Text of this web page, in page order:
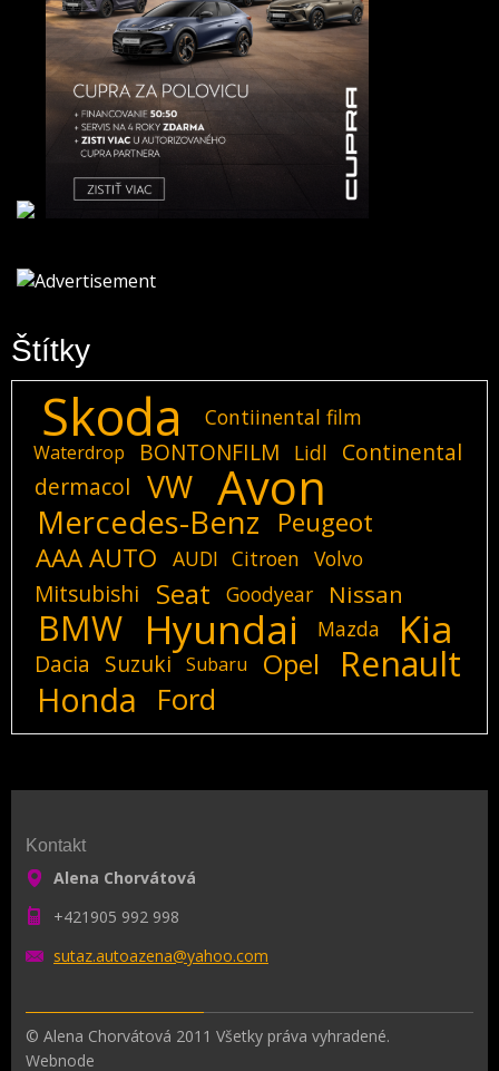
Štítky
Skoda Contiinental film
Waterdrop BONTONFILM Lidl
Continental
dermacol
VW Avon
Mercedes-Benz
Peugeot
AAA AUTO
AUDI Citroen Volvo
Mitsubishi Seat Goodyear Nissan
BMW Hyundai Mazda Kia
Dacia Suzuki Subaru Opel Renault
Honda Ford
Kontakt
Alena Chorvátová
+421905 992 998
sutaz.autoazena@yahoo.com
© Alena Chorvátová 2011 Všetky práva vyhradené.
Webnode